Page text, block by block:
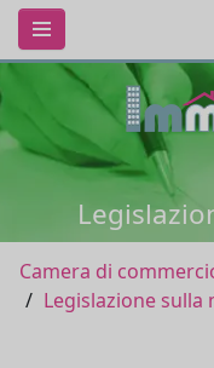
Camera di
Legislazione sulla